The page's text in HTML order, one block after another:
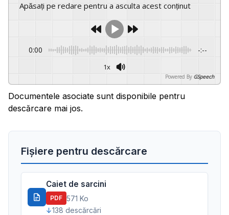
Apăsați pe redare pentru a asculta acest conținut
0:00 -:--
1x
Powered By GSpeech
Documentele asociate sunt disponibile pentru
descărcare mai jos.
Fișiere pentru descărcare
Caiet de sarcini
PDF 571 Ko
138 descărcări